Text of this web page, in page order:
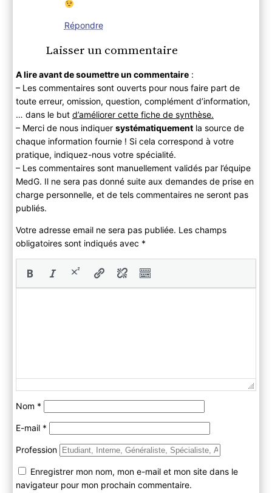
Répondre
Laisser un commentaire
A lire avant de soumettre un commentaire:
– Les commentaires sont ouverts pour nous faire part de
toute erreur, omission, question, complément d’information,
… dans le but d’améliorer cette fiche de synthèse.
– Merci de nous indiquer systématiquementla source de
chaque information fournie ! Si cela correspond à votre
pratique, indiquez-nous votre spécialité.
– Les commentaires sont manuellement validés par l’équipe
MedG. Il ne sera pas donné suite aux demandes de prise en
charge personnelle, et de tels commentaires ne seront pas
publiés.
Votre adresse email ne sera pas publiée. Les champs
obligatoires sont indiqués avec *
Nom *
E-mail *
Profession
Enregistrer mon nom, mon e-mail et mon site dans le
navigateur pour mon prochain commentaire.